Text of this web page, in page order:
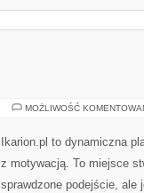
MOŻLIWOŚĆ
Ikarion.pl to dynamiczna
z motywacją. To miejsce
sprawdzone podejście, ale